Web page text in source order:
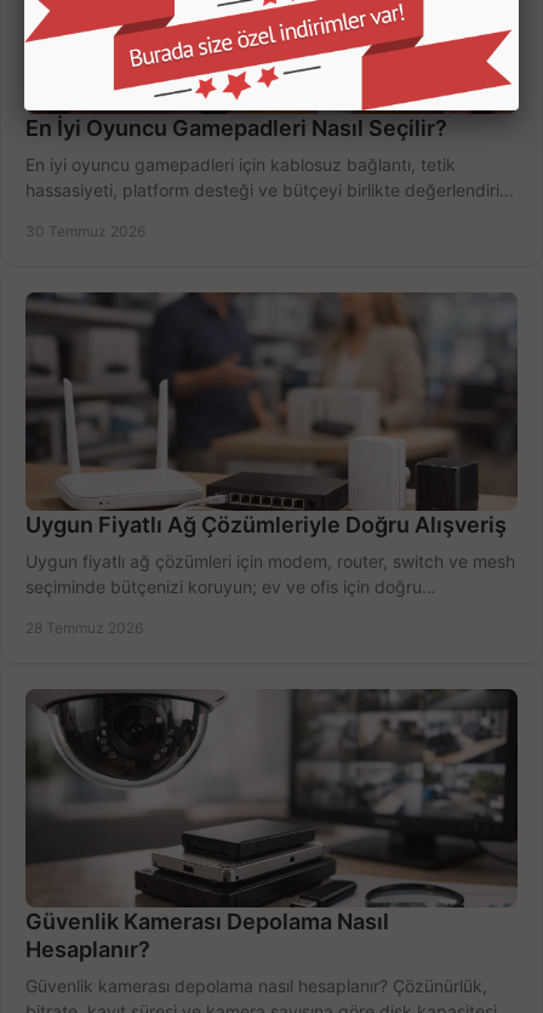
En İyi Oyuncu Gamepadleri Nasıl Seçilir?
En iyi oyuncu gamepadleri için kablosuz bağlantı, tetik
hassasiyeti, platform desteği ve bütçeyi birlikte değerlendirin;
30 Temmuz 2026
Uygun Fiyatlı Ağ Çözümleriyle Doğru Alışveriş
Uygun fiyatlı ağ çözümleri için modem, router, switch ve mesh
seçiminde bütçenizi koruyun; ev ve ofis için doğru
28 Temmuz 2026
Güvenlik Kamerası Depolama Nasıl
Hesaplanır?
Güvenlik kamerası depolama nasıl hesaplanır? Çözünürlük,